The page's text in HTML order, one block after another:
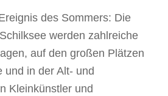
des Sommers: Die
werden zahlreiche
auf den großen Plätzen
und in der Alt- und
Kleinkünstler und